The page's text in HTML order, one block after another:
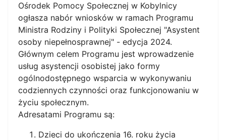
Ośrodek Pomocy Społecznej w Kobylnicy
ogłasza nabór wniosków w ramach Programu
Ministra Rodziny i Polityki Społecznej "Asystent
osoby niepełnosprawnej" - edycja 2024.
Głównym celem Programu jest wprowadzenie
usług asystencji osobistej jako formy
ogólnodostępnego wsparcia w wykonywaniu
codziennych czynności oraz funkcjonowaniu w
życiu społecznym.
Adresatami Programu są:
Dzieci do ukończenia 16. roku życia